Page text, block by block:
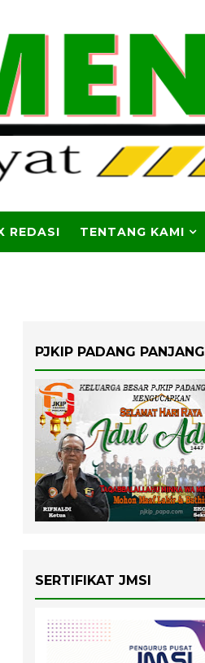
REDASI TENTANG KAMI
PJKIP PADANG PANJANG
SERTIFIKAT JMSI